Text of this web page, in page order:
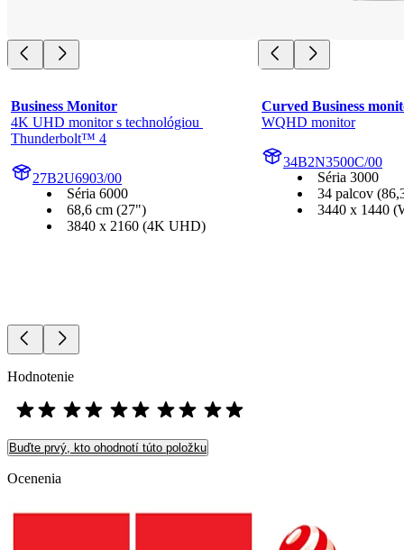
Business Monitor
4K UHD monitor s technológiou
Thunderbolt™ 4
27B2U6903/00
Séria 6000
68,6 cm (27")
3840 x 2160 (4K UHD)
Curved Business
WQHD monitor
34B2N3500C/00
Séria 3000
34 palcov
3440 x 1440
Hodnotenie
Buďte prvý, kto ohodnotí túto položku
Ocenenia